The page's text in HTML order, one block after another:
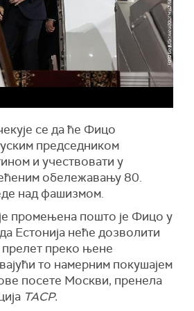
се да ће Фицо
председником
и учествовати у
обележавању 80.
над фашизмом.
промењена пошто је Фицо у
Естонија неће дозволити
преко њене
то намерним покушајем
посете Москви, пренела
ТАСР.